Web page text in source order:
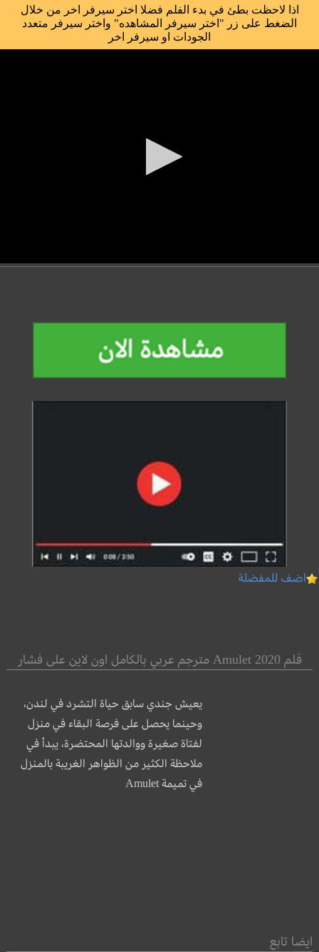
اذا لاحظت بطئ في بدء الفلم فضلا اختر سيرفر اخر من خلال
الضغط على زر "اختر سيرفر المشاهده" واختر سيرفر متعدد
الجودات او سيرفر اخر
اضف للمفضلة
فلم Amulet 2020 مترجم عربي بالكامل اون لاين على فشار
يعيش جندي سابق حياة التشرد في لندن،
وحينما يحصل على فرصة البقاء في منزل
لفتاة صغيرة ووالدتها المحتضرة، يبدأ في
ملاحظة الكثير من الظواهر الغريبة بالمنزل
في تميمة Amulet
ايضا تابع